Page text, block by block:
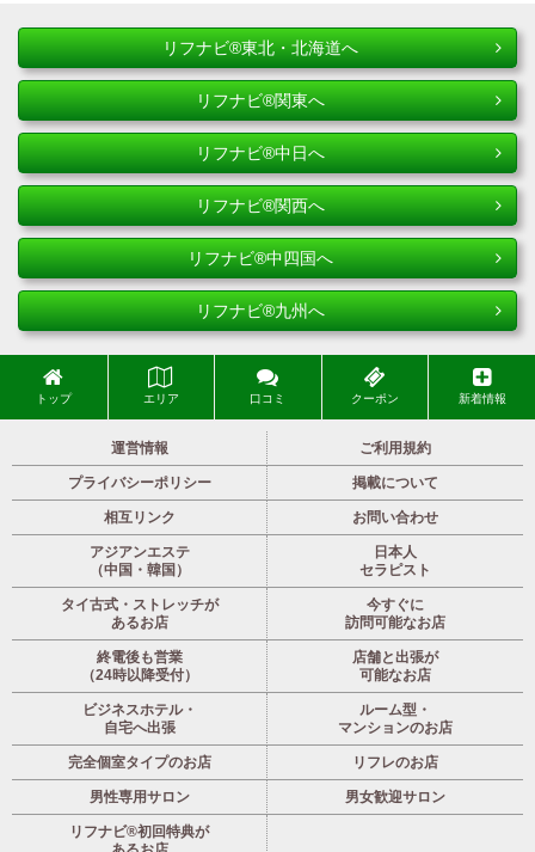
リフナビ®東北・北海道へ
リフナビ®関東へ
リフナビ®中日へ
リフナビ®関西へ
リフナビ®中四国へ
リフナビ®九州へ
トップ エリア 口コミ クーポン 新着情報
運営情報 ご利用規約
プライバシーポリシー 掲載について
相互リンク お問い合わせ
アジアンエステ
（中国・韓国）
日本人
セラピスト
タイ古式・ストレッチが
あるお店
今すぐに
訪問可能なお店
終電後も営業
（24時以降受付）
店舗と出張が
可能なお店
ビジネスホテル・
自宅へ出張
ルーム型・
マンションのお店
完全個室タイプのお店 リフレのお店
男性専用サロン 男女歓迎サロン
リフナビ®初回特典が